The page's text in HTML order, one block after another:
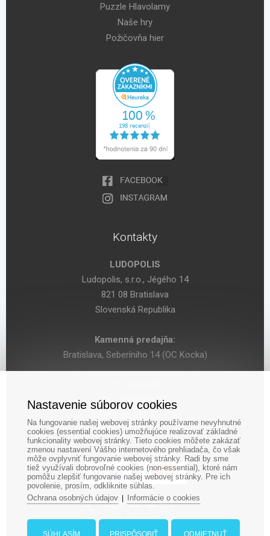
Puzzle Hlavolamy
Naše hry
Požičovňa hier
Kontakty
LUDOPOLIS
Ludopolis, s.r.o., Jégého 14
821 08 Bratislava
Slovenská Republika
Kamenná predajňa:
Bratislava, Seberíniho 14 (OC Kocka)
DIČ: 2024029755
‎+421 948 188 211
+421 908 666 767
Nastavenie súborov cookies
Na fungovanie našej webovej stránky používame nevyhnutné
cookies (essential cookies) umožňujúce realizovať základné
funkcionality webovej stránky. Tieto cookies môžete zakázať
zmenou nastavení Vášho internetového prehliadača, čo však
môže ovplyvniť fungovanie webovej stránky. Radi by sme
tiež využívali dobrovoľné cookies (non-essential), ktoré nám
pomôžu zlepšiť fungovanie našej webovej stránky. Pre ich
povolenie, prosím, odkliknite súhlas.
Ochrana osobných údajov| Informácie o cookies
SÚHLASÍM PRISPÔSOBIŤ ODMIETNUŤ